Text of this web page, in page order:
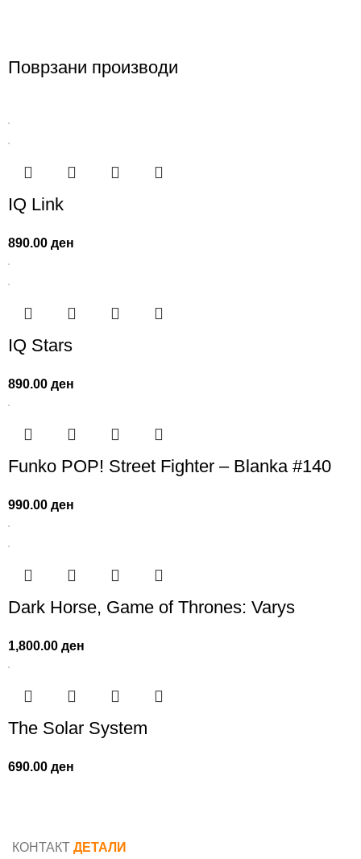
Поврзани производи
IQ Link
890.00ден
IQ Stars
890.00ден
Funko POP! Street Fighter – Blanka #140
990.00ден
Dark Horse, Game of Thrones: Varys
1,800.00ден
The Solar System
690.00ден
КОНТАКТ ДЕТАЛИ